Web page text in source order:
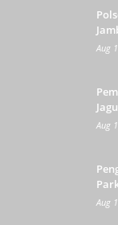
Aug
Aug
Aug